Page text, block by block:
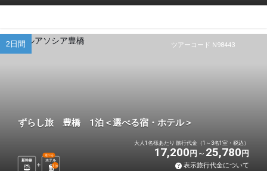
ツアーコード N98443
2日間
ずらし旅 豊橋 1泊＜選べる宿・ホテル＞
新幹線 ホテル
選べる
1 泊
大人1名様あたり 旅行代金（1～3名1室・税込）
17,200 円 25,780 円
表示旅行代金について